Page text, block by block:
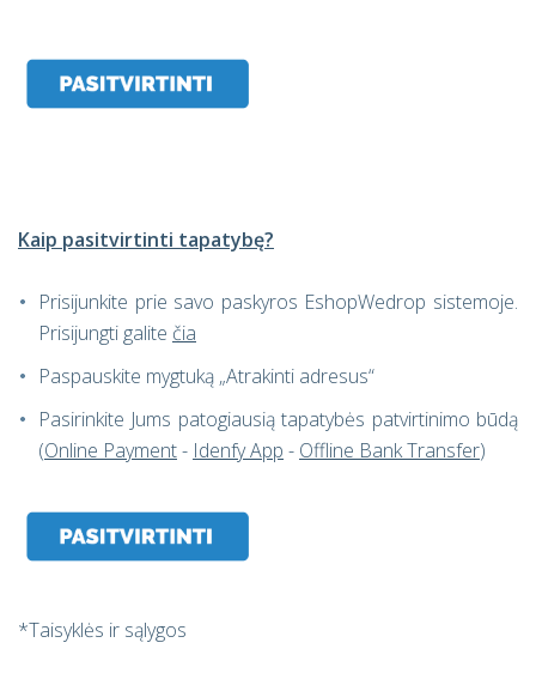
Kaip pasitvirtinti tapatybę?
Prisijunkite prie savo paskyros EshopWedrop sistemoje.
Prisijungti galite čia
Paspauskite mygtuką „Atrakinti adresus“
Pasirinkite Jums patogiausią tapatybės patvirtinimo būdą
(Online Payment- Idenfy App - Offline Bank Transfer)
*Taisyklės ir sąlygos